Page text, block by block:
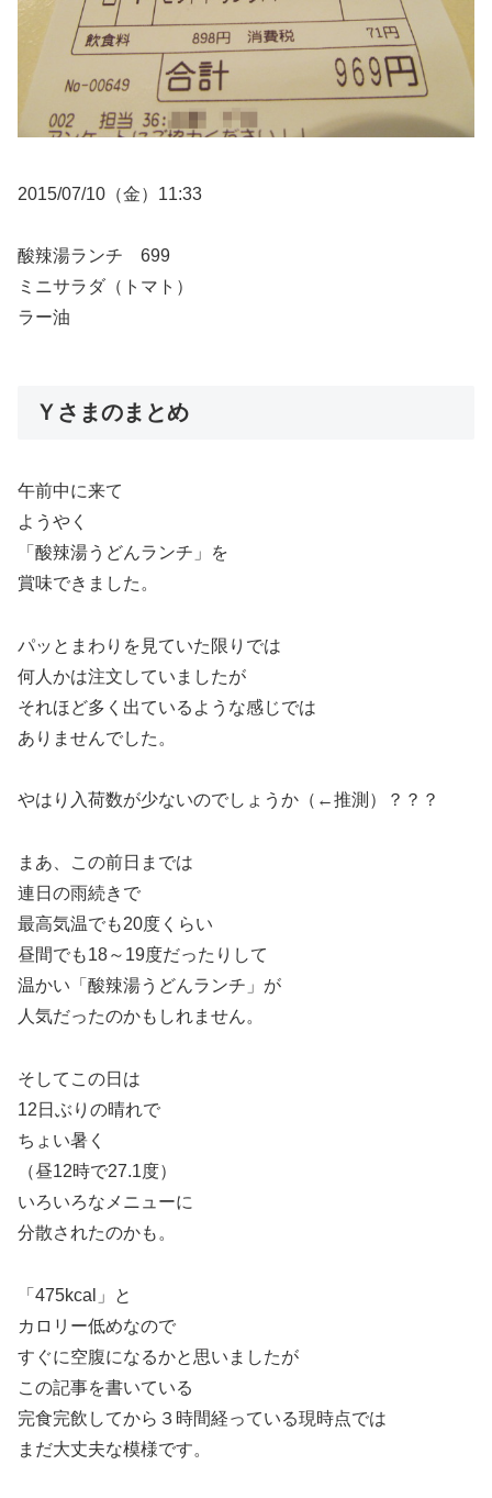
2015/07/10（金）11:33
酸辣湯ランチ 699
ミニサラダ（トマト）
ラー油
Ｙさまのまとめ
午前中に来て
ようやく
「酸辣湯うどんランチ」を
賞味できました。
パッとまわりを見ていた限りでは
何人かは注文していましたが
それほど多く出ているような感じでは
ありませんでした。
やはり入荷数が少ないのでしょうか（←推測）？？？
まあ、この前日までは
連日の雨続きで
最高気温でも20度くらい
昼間でも18～19度だったりして
温かい「酸辣湯うどんランチ」が
人気だったのかもしれません。
そしてこの日は
12日ぶりの晴れで
ちょい暑く
（昼12時で27.1度）
いろいろなメニューに
分散されたのかも。
「475kcal」と
カロリー低めなので
すぐに空腹になるかと思いましたが
この記事を書いている
完食完飲してから３時間経っている現時点では
まだ大丈夫な模様です。